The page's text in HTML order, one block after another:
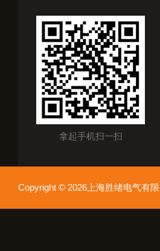
拿起手机扫一扫
Copyright © 2026上海胜绪电气有